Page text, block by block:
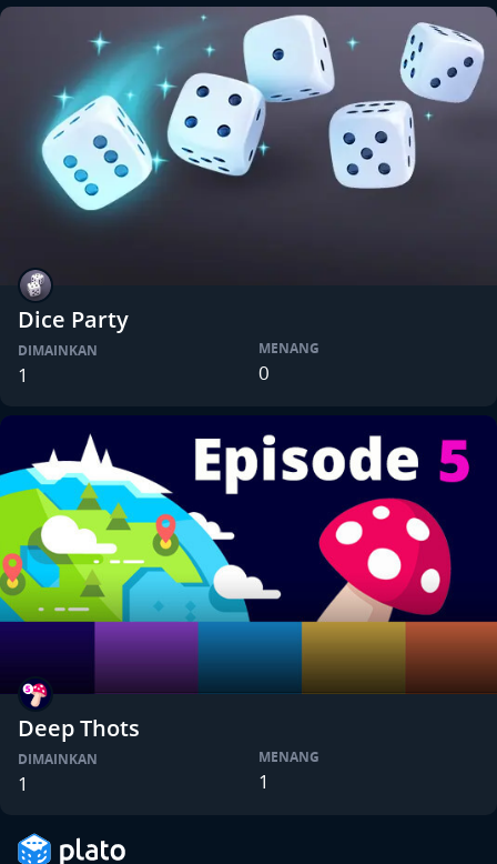
Dice Party
DIMAINKAN
1
MENANG
0
Deep Thots
DIMAINKAN
1
MENANG
1